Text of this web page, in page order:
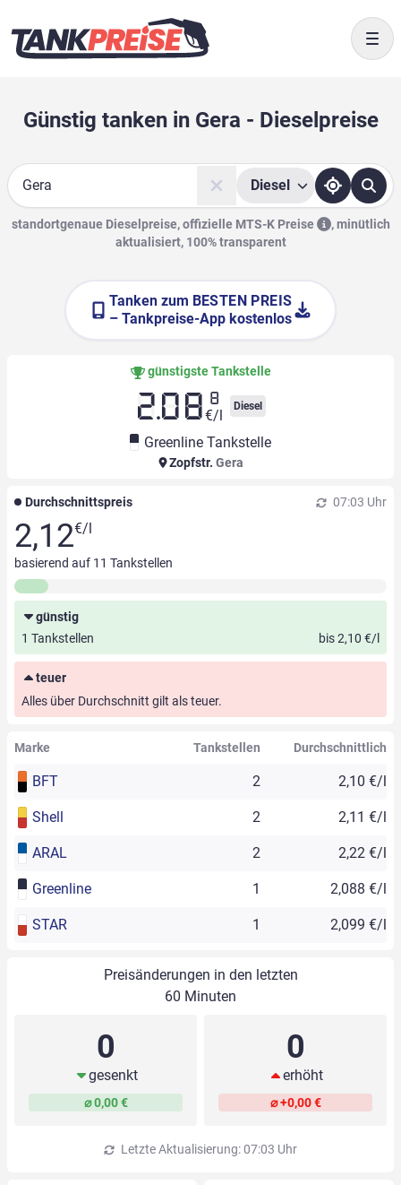
Günstig tanken in Gera - Dieselpreise
Suche
Diesel
standortgenaue Dieselpreise, offizielle MTS-K Preise ,minütlich
aktualisiert, 100% transparent
Tanken zum BESTEN PREIS
– Tankpreise-App kostenlos
günstigste Tankstelle
2.08 8
€/l
Diesel
Greenline Tankstelle
Zopfstr. Gera
Durchschnittspreis 07:03 Uhr
2,12€/l
basierend auf 11 Tankstellen
günstig
1 Tankstellen
bis 2,10 €/l
teuer
Alles über Durchschnitt gilt als teuer.
Marke Tankstellen Durchschnittlich
BFT 2 2,10 €/l
Shell 2 2,11 €/l
ARAL 2 2,22 €/l
Greenline 1 2,088 €/l
STAR 1 2,099 €/l
Preisänderungen in den letzten
60 Minuten
0
gesenkt
⌀ 0,00 €
0
erhöht
⌀ +0,00 €
Letzte Aktualisierung: 07:03 Uhr